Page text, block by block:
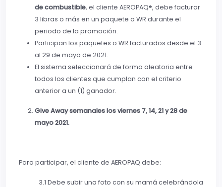
de combustible, el cliente AEROPAQ®, debe facturar
3 libras o más en un paquete o WR durante el
periodo de la promoción.
Participan los paquetes o WR facturados desde el 3
al 29 de mayo de 2021.
El sistema seleccionará de forma aleatoria entre
todos los clientes que cumplan con el criterio
anterior a un (1) ganador.
Give Away semanales los viernes 7, 14, 21 y 28 de
mayo 2021.
Para participar, el cliente de AEROPAQ debe:
3.1 Debe subir una foto con su mamá celebrándola